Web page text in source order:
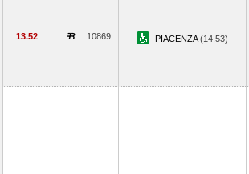
13.52 10869 PIACENZA(14.53)